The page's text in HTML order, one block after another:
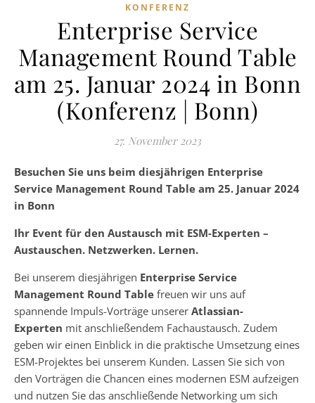
KONFERENZ
Enterprise Service
Management Round Table
am 25. Januar 2024 in Bonn
(Konferenz | Bonn)
27. November 2023
Besuchen Sie uns beim diesjährigen Enterprise
Service Management Round Table am 25. Januar 2024
in Bonn
Ihr Event für den Austausch mit ESM-Experten –
Austauschen. Netzwerken. Lernen.
Bei unserem diesjährigen Enterprise Service
Management Round Table freuen wir uns auf
spannende Impuls-Vorträge unserer Atlassian-
Experten mit anschließendem Fachaustausch. Zudem
geben wir einen Einblick in die praktische Umsetzung eines
ESM-Projektes bei unserem Kunden. Lassen Sie sich von
den Vorträgen die Chancen eines modernen ESM aufzeigen
und nutzen Sie das anschließende Networking um sich